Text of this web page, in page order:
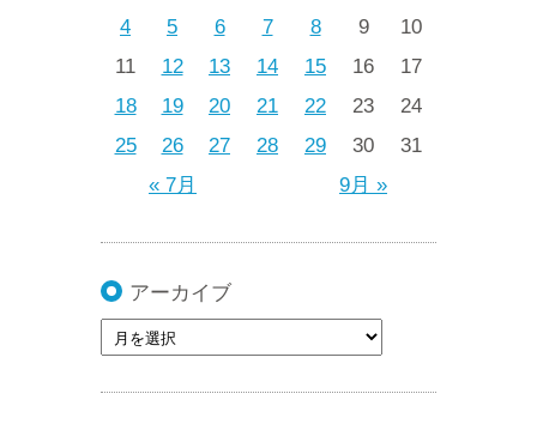
« 7月 9月 »
4
5 6 7 8 9
10
11
12 13 14 15 16
17
18
19 20 21 22 23
24
25
26 27 28 29 30 31
アーカイブ